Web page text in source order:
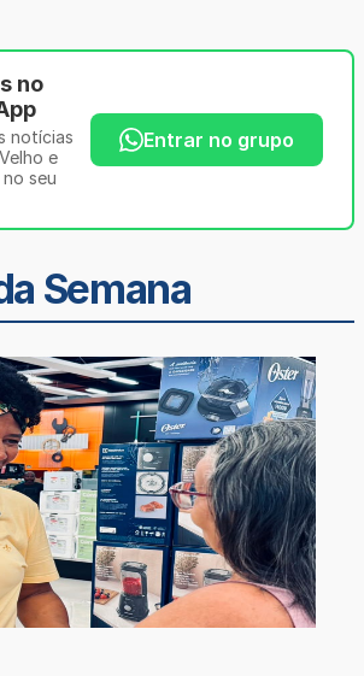
no
notícias
e
seu
Entrar no grupo
Semana